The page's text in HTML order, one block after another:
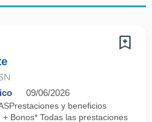
09/06/2026
y beneficios
Bonos* Todas las prestaciones